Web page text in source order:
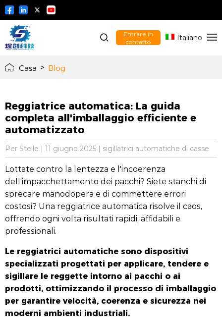
Entrare in
contatto
Italiano
Casa > Blog
Reggiatrice automatica: La guida
completa all'imballaggio efficiente e
automatizzato
Per Stelle | 11 giugno 2025 | sigillatrici automatiche di casse
Lottate contro la lentezza e l'incoerenza
dell'impacchettamento dei pacchi? Siete stanchi di
sprecare manodopera e di commettere errori
costosi? Una reggiatrice automatica risolve il caos,
offrendo ogni volta risultati rapidi, affidabili e
professionali.
Le reggiatrici automatiche sono dispositivi
specializzati progettati per applicare, tendere e
sigillare le reggette intorno ai pacchi o ai
prodotti, ottimizzando il processo di imballaggio
per garantire velocità, coerenza e sicurezza nei
moderni ambienti industriali.